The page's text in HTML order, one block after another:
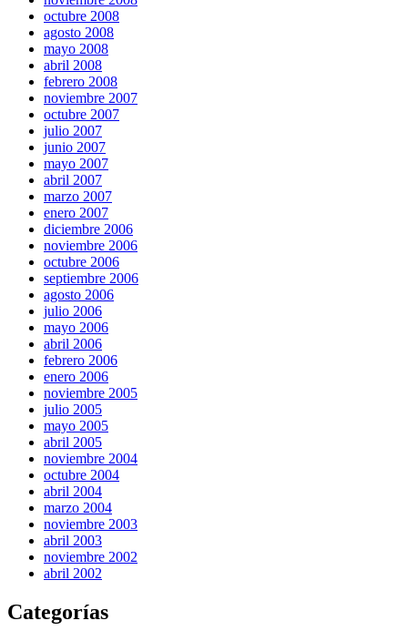
octubre 2008
agosto 2008
mayo 2008
abril 2008
febrero 2008
noviembre 2007
octubre 2007
julio 2007
junio 2007
mayo 2007
abril 2007
marzo 2007
enero 2007
diciembre 2006
noviembre 2006
octubre 2006
septiembre 2006
agosto 2006
julio 2006
mayo 2006
abril 2006
febrero 2006
enero 2006
noviembre 2005
julio 2005
mayo 2005
abril 2005
noviembre 2004
octubre 2004
abril 2004
marzo 2004
noviembre 2003
abril 2003
noviembre 2002
abril 2002
Categorías